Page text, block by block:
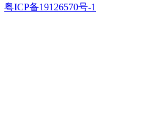
粤ICP备19126570号-1